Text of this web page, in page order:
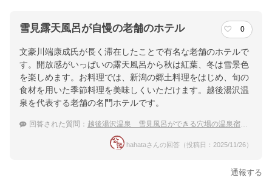
雪見露天風呂が自慢の老舗のホテル 0
文豪川端康成氏が長く滞在したことで有名な老舗のホテルで
す。開放感がいっぱいの露天風呂から秋は紅葉、冬は雪景色
を楽しめます。お料理では、新潟の郷土料理をはじめ、旬の
食材を用いた季節料理を美味しくいただけます。越後湯沢温
泉を代表する老舗の名門ホテルです。
回答された質問： 越後湯沢温泉 雪見風呂ができる穴場の温泉宿のおすすめは？
hahataさんの回答（投稿日：2025/11/26）
通報する